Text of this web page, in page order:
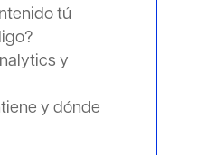
tú
y
y dónde